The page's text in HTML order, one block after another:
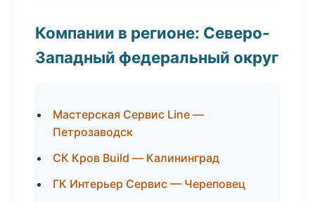
Компании в регионе: Северо-
Западный федеральный округ
Мастерская Сервис Line —
Петрозаводск
СК Кров Build — Калининград
ГК Интерьер Сервис — Череповец